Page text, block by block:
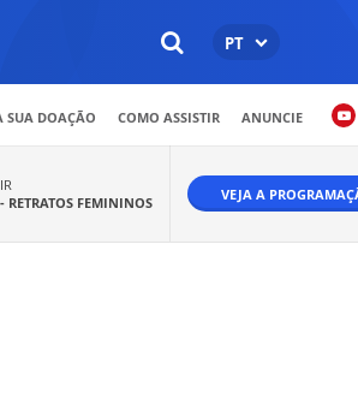
PT
SUA DOAÇÃO COMO ASSISTIR ANUNCIE
RETRATOS FEMININOS VEJA A